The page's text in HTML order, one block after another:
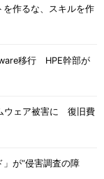
作るな、スキルを作
移行 HPE幹部が
ウェア被害に 復旧費
が“侵害調査の障